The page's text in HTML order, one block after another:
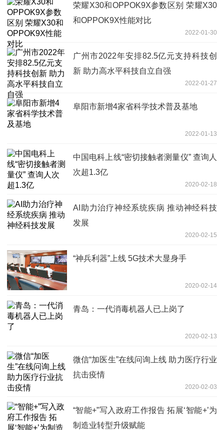
荣耀X30和OPPOK9X参数区别 荣耀X30
和OPPOK9X性能对比
2022-01-30
广州市2022年安排82.5亿元支持科技创
新 助力高水平科技自立自强
2022-01-27
阜阳市新增4家省科学技术普及基地
2022-01-13
中国电科上线“密切接触者测量仪” 查询人
次超1.3亿
2020-02-18
AI助力治疗神经系统疾病 推动神经科技
发展
2020-02-15
“神兵利器”上线 5G技术大显身手
2020-02-14
青岛：一代消毒机器人已上岗了
2020-02-13
微信“加医生”在线问询上线 助力医疗行业
抗击疫情
2020-02-03
“智能+”写入政府工作报告 拓展‘智能+’为
制造业转型升级赋能